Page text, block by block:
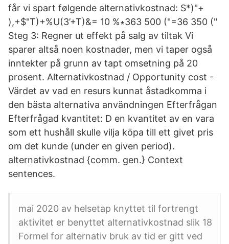
får vi spart følgende alternativkostnad: S*)"+
),+$"T)+%U(3’+T)&= 10 %∗363 500 ("=36 350 ("
Steg 3: Regner ut effekt på salg av tiltak Vi
sparer altså noen kostnader, men vi taper også
inntekter på grunn av tapt omsetning på 20
prosent. Alternativkostnad / Opportunity cost -
Värdet av vad en resurs kunnat åstadkomma i
den bästa alternativa användningen Efterfrågan
Efterfrågad kvantitet: D en kvantitet av en vara
som ett hushåll skulle vilja köpa till ett givet pris
om det kunde (under en given period).
alternativkostnad {comm. gen.} Context
sentences.
mai 2020 av helsetap knyttet til fortrengt
aktivitet er benyttet alternativkostnad slik 18
Formel for alternativ bruk av tid er gitt ved